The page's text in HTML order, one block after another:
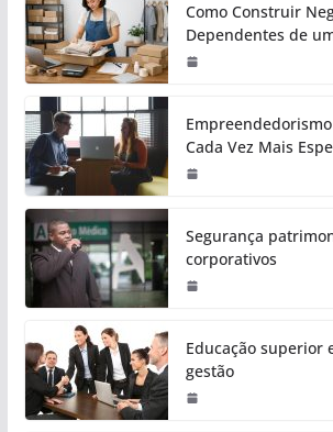
Como Construir
Dependentes de
Cada Vez Mais
Segurança
corporativos
Educação superior
gestão